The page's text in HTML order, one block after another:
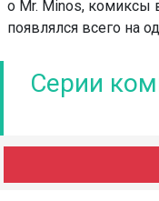
о Mr. Minos, комиксы
появлялся всего на
Серии